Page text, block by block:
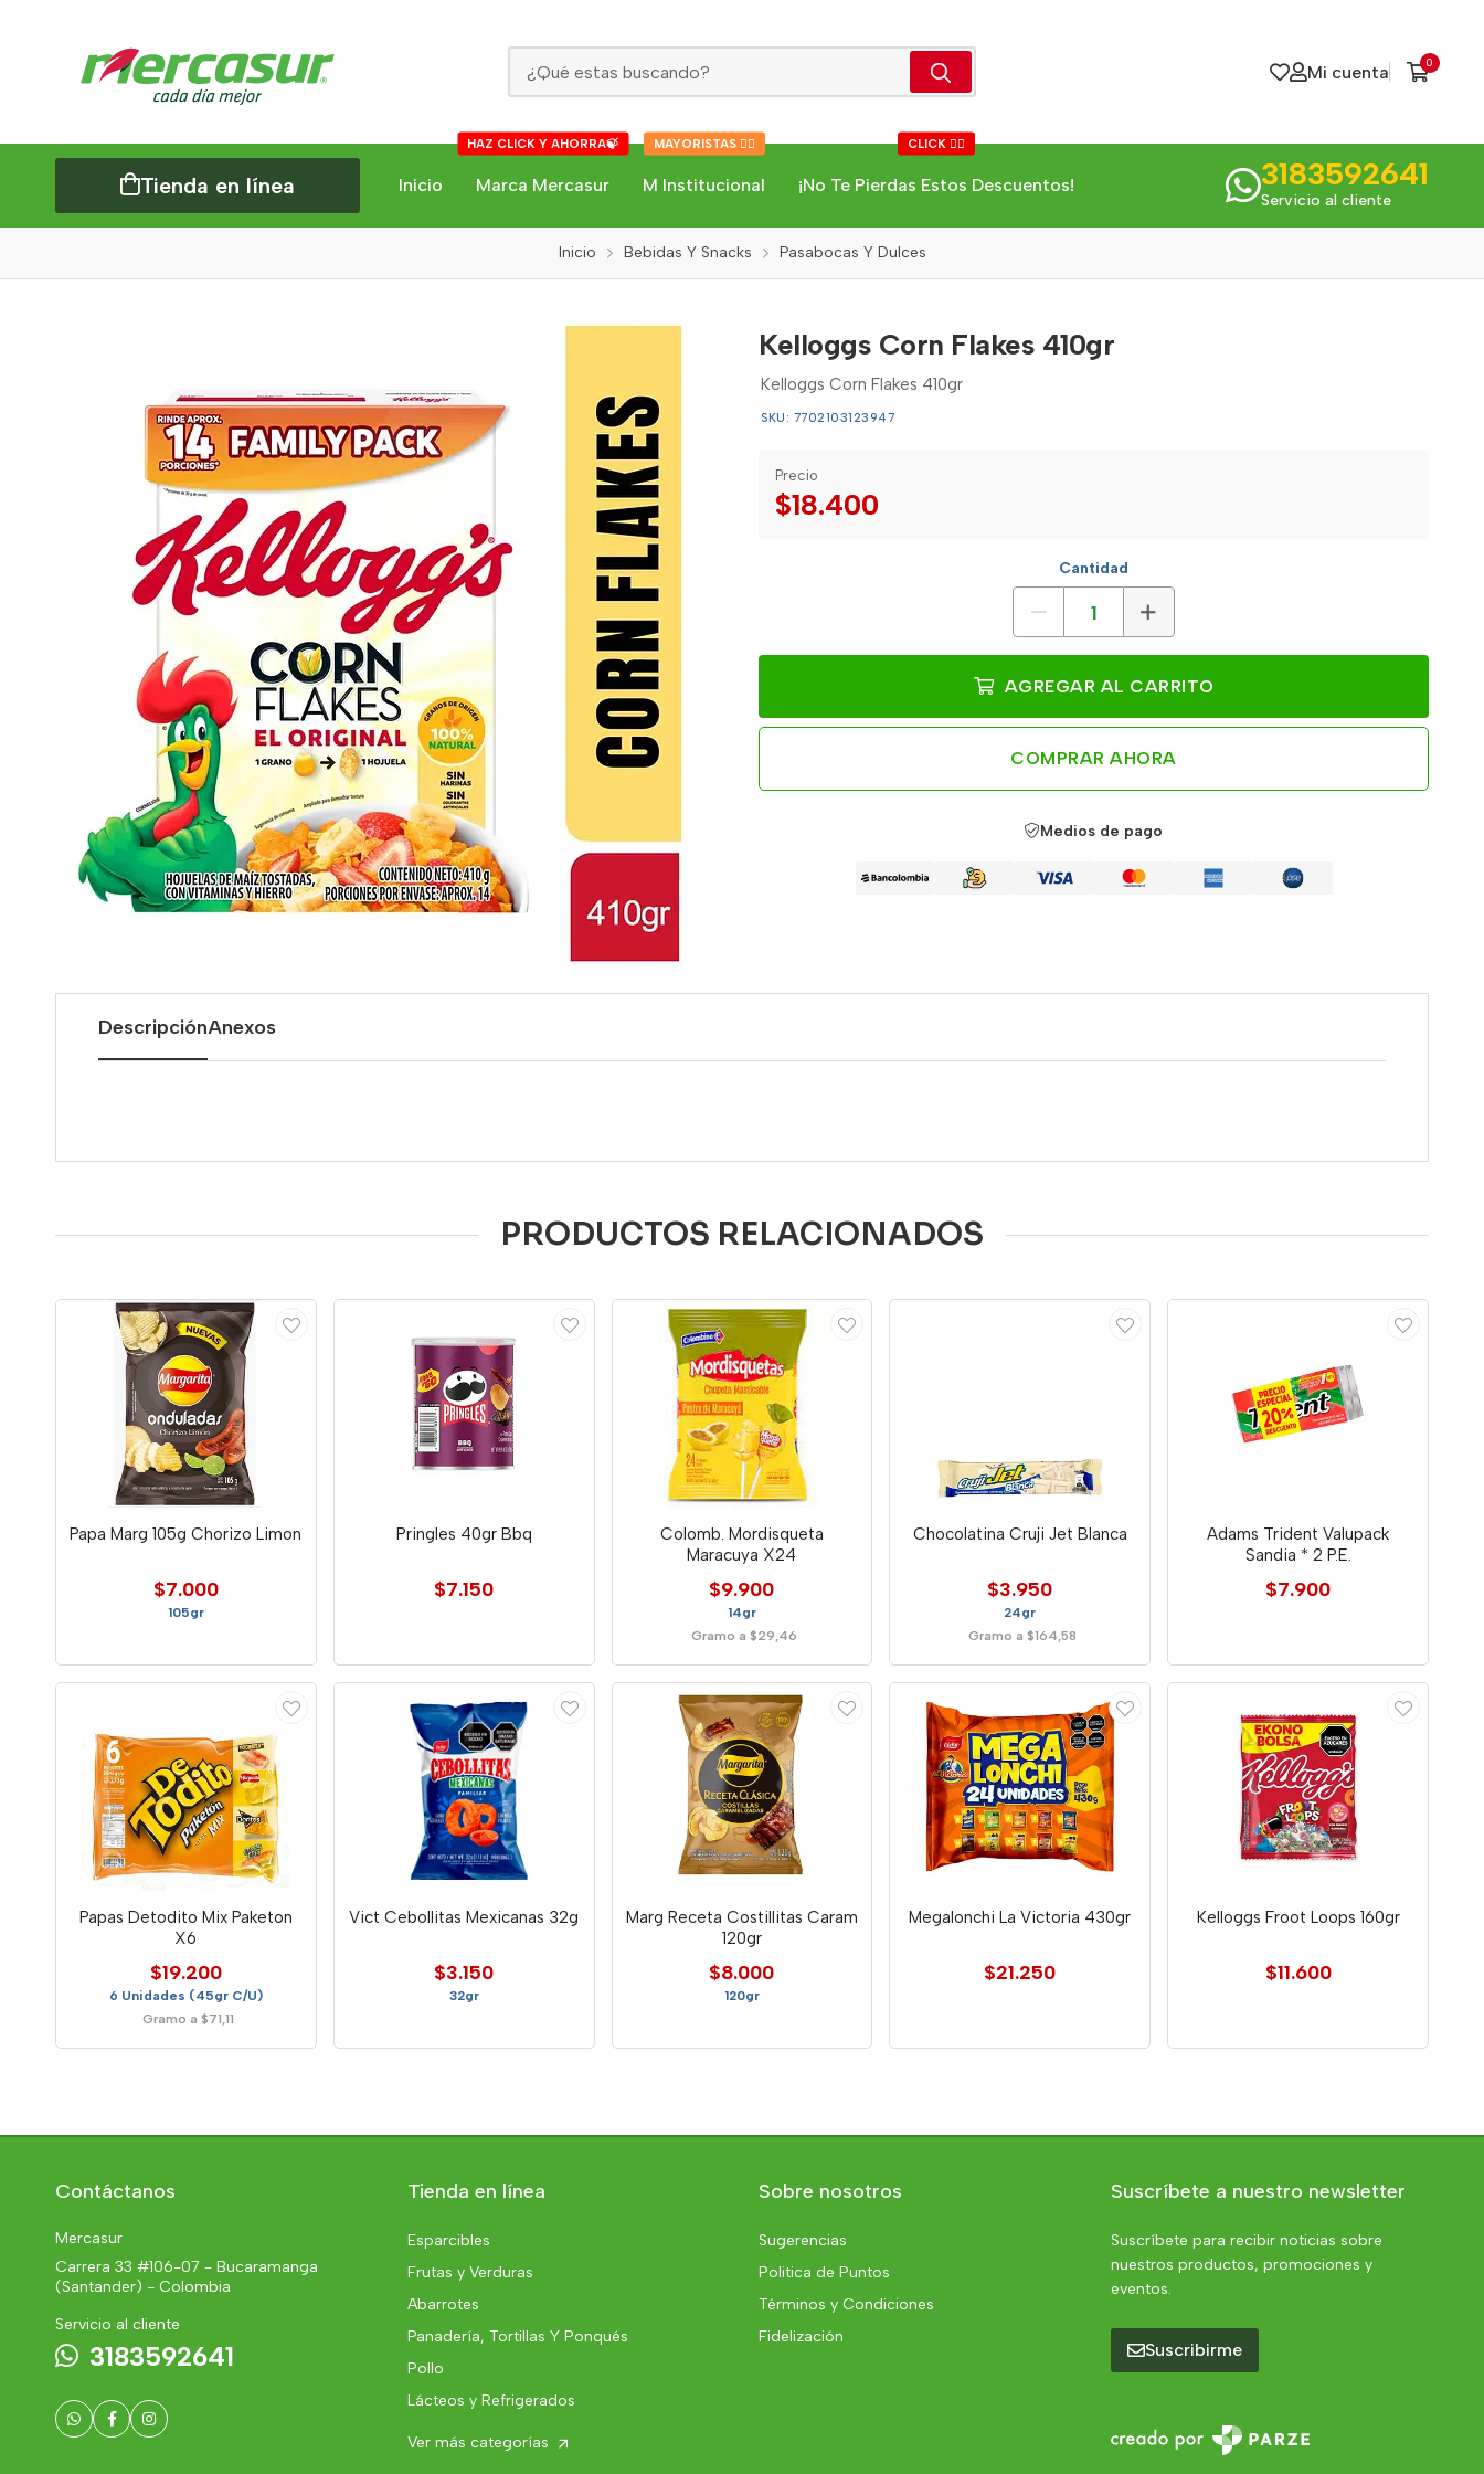
Mi cuenta 0
Tienda en línea Inicio Marca Mercasur
HAZ CLICK Y AHORRA🍃
M Institucional
MAYORISTAS 👇🏻
¡No Te Pierdas Estos Descuentos!
CLICK 👇🏻
3183592641
Servicio al cliente
Inicio Bebidas Y Snacks Pasabocas Y Dulces
Kelloggs Corn Flakes 410gr
Kelloggs Corn Flakes 410gr
SKU: 7702103123947
Precio
$18.400
Cantidad
AGREGAR AL CARRITO
COMPRAR AHORA
Medios de pago
DescripciónAnexos
PRODUCTOS RELACIONADOS
Papa Marg 105g Chorizo Limon
$7.000
105gr
Pringles 40gr Bbq
$7.150
Colomb. Mordisqueta
Maracuya X24
$9.900
14gr
Gramo a $29,46
Chocolatina Cruji Jet Blanca
$3.950
24gr
Gramo a $164,58
Adams Trident Valupack
Sandia * 2 P.E.
$7.900
Papas Detodito Mix Paketon
X6
$19.200
6 Unidades (45gr C/U)
Gramo a $71,11
Vict Cebollitas Mexicanas 32g
$3.150
32gr
Marg Receta Costillitas Caram
120gr
$8.000
120gr
Megalonchi La Victoria 430gr
$21.250
Kelloggs Froot Loops 160gr
$11.600
Contáctanos
Mercasur
Carrera 33 #106-07 - Bucaramanga
(Santander) - Colombia
Servicio al cliente
3183592641
Tienda en línea
Esparcibles
Frutas y Verduras
Abarrotes
Panadería, Tortillas Y Ponqués
Pollo
Lácteos y Refrigerados
Ver más categorías
Sobre nosotros
Sugerencias
Politica de Puntos
Términos y Condiciones
Fidelización
Suscríbete a nuestro newsletter
Suscríbete para recibir noticias sobre
nuestros productos, promociones y
eventos.
Suscribirme